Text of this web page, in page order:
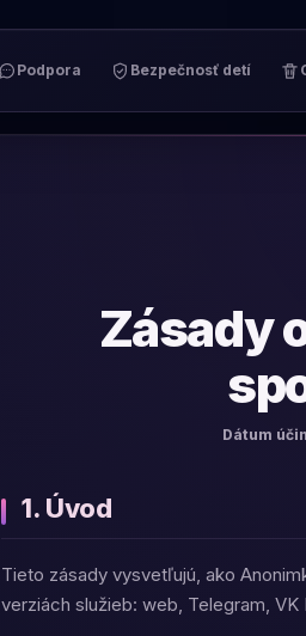
Podpora Bezpečnosť detí
Zásady
Dátum
1. Úvod
Tieto zásady vysvetľujú, ako
verziách služieb: web, Telegram, VK